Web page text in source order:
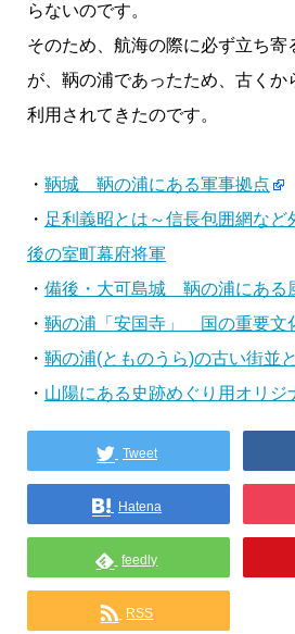
らないのです。
そのため、航海の際に必ず立ち寄
が、鞆の浦であったため、古くか
利用されてきたのです。
・ 鞆城 鞆の浦にある軍事拠点
・ 足利義昭とは～信長包囲網など
後の室町幕府将軍
・ 備後・大可島城 鞆の浦にある
・ 鞆の浦「安国寺」 国の重要文
・ 鞆の浦(とものうら)の古い街並
・ 山陽にある史跡めぐり用オリジ
Tweet
Hatena
feedly
RSS